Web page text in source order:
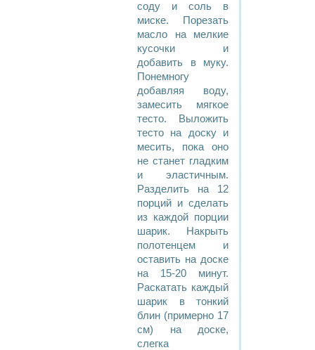
соду и соль в
миске. Порезать
масло на мелкие
кусочки и
добавить в муку.
Понемногу
добавляя воду,
замесить мягкое
тесто. Выложить
тесто на доску и
месить, пока оно
не станет гладким
и эластичным.
Разделить на 12
порций и сделать
из каждой порции
шарик. Накрыть
полотенцем и
оставить на доске
на 15-20 минут.
Раскатать каждый
шарик в тонкий
блин (примерно 17
см) на доске,
слегка